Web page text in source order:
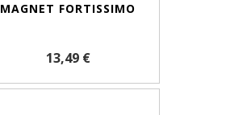
MAGNET FORTISSIMO
13,49 €